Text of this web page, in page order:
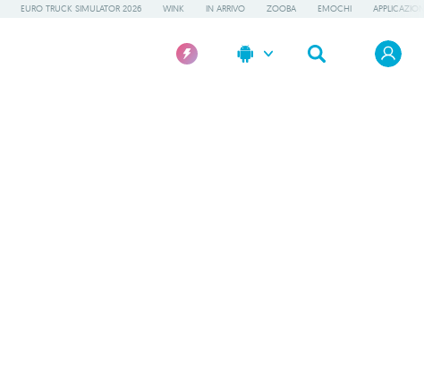
EURO TRUCK SIMULATOR 2026 WINK IN ARRIVO ZOOBA EMOCHI